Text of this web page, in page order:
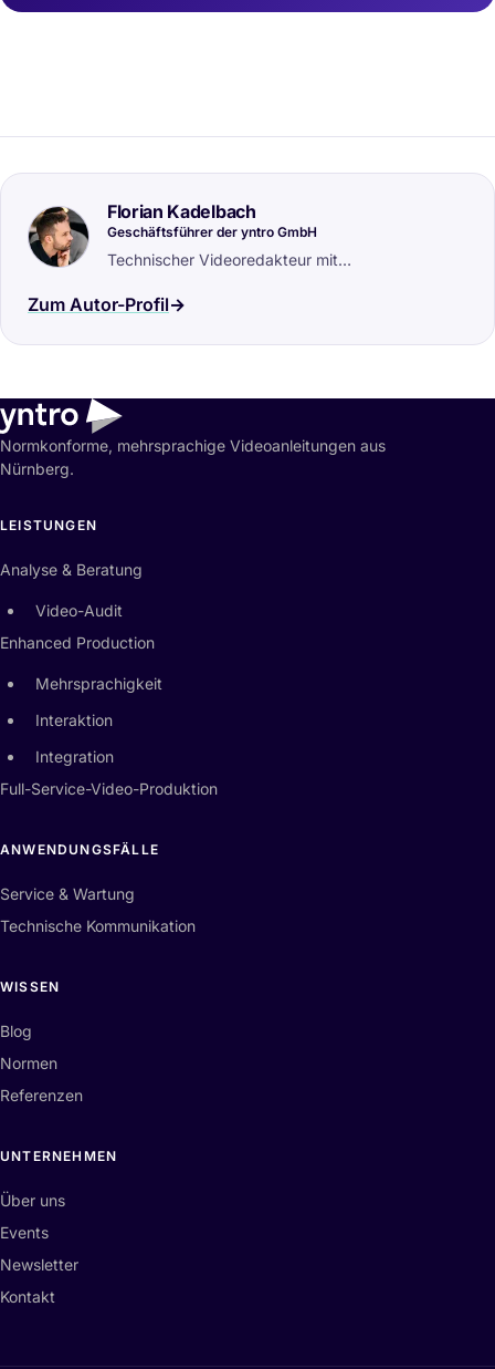
Florian Kadelbach
Geschäftsführer der yntro GmbH
Technischer Videoredakteur mit
26516. Verbindet Industriepraxis, Technische
Zum Autor-Profil
Normkonforme, mehrsprachige Videoanleitungen aus
Nürnberg.
LEISTUNGEN
Analyse & Beratung
Video-Audit
Enhanced Production
Mehrsprachigkeit
Interaktion
Integration
Full-Service-Video-Produktion
ANWENDUNGSFÄLLE
Service & Wartung
Technische Kommunikation
WISSEN
Blog
Normen
Referenzen
UNTERNEHMEN
Über uns
Events
Newsletter
Kontakt